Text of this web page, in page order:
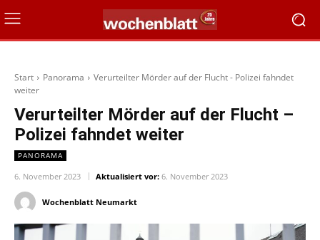
Start Panorama
Verurteilter Mörder auf der Flucht - Polizei fahndet
weiter
Verurteilter Mörder auf der Flucht –
Polizei fahndet weiter
PANORAMA
6. November 2023 Aktualisiert vor: 6. November 2023
Wochenblatt Neumarkt